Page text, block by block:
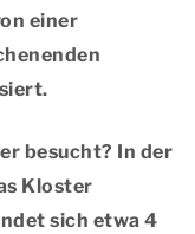
einer
besucht? In der
Kloster
sich etwa 4